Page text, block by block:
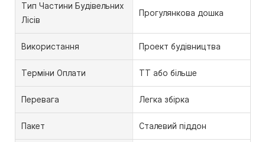
Тип Частини Будівельних
Лісів
Прогулянкова дошка
Використання Проект будівництва
Терміни Оплати TT або більше
Перевага Легка збірка
Пакет Сталевий піддон